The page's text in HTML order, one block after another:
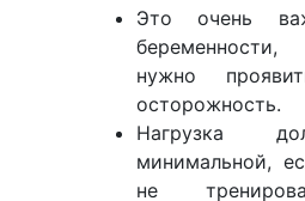
Это очень
нужно
осторожность.
Нагрузка
минимальной,
не